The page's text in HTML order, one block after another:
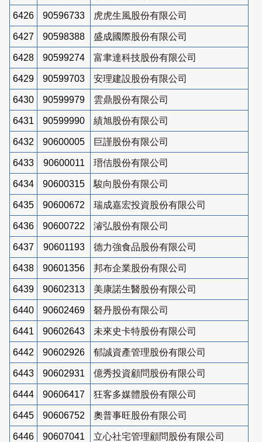
6426 90596733 虎虎生風股份有限公司
6427 90598388 盛成國際股份有限公司
6428 90599274 富聿達科技股份有限公司
6429 90599703 安理建設股份有限公司
6430 90599979 雲鼎股份有限公司
6431 90599990 績旭股份有限公司
6432 90600005 巨謹股份有限公司
6433 90600011 瑨佶股份有限公司
6434 90600315 駿向股份有限公司
6435 90600672 瑞成嘉宏投資股份有限公司
6436 90600722 濬弘股份有限公司
6437 90601193 德力強食品股份有限公司
6438 90601356 邦布企業股份有限公司
6439 90602313 美康諾生醫股份有限公司
6440 90602469 砮丹股份有限公司
6441 90602643 未來史卡特股份有限公司
6442 90602926 郁誠資產管理股份有限公司
6443 90602931 億秀投資顧問股份有限公司
6444 90606417 狂客多媒體股份有限公司
6445 90606752 奧普事旺股份有限公司
6446 90607041 立心社宅管理顧問股份有限公司